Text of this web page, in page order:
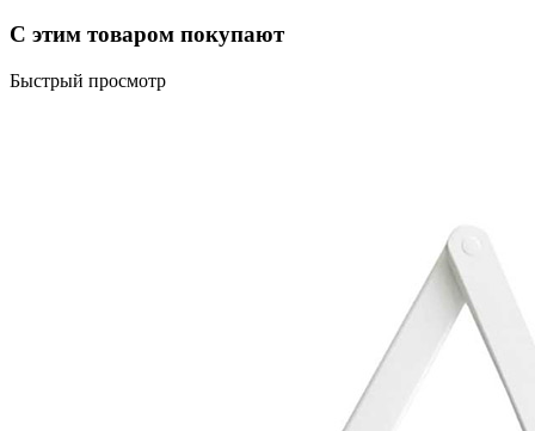
С этим товаром покупают
Быстрый просмотр